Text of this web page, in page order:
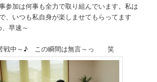
参加は何事も全力で取り組んでいます。私は
、いつも私自身が楽しませてもらってます
早速～
苦戦中～♪ この瞬間は無言～っ 笑